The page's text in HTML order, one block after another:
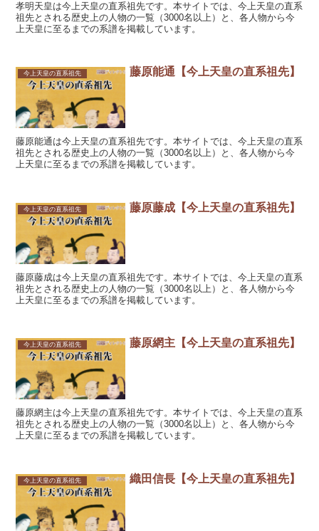
孝明天皇は今上天皇の直系祖先です。本サイトでは、今上天皇の直系
祖先とされる歴史上の人物の一覧（3000名以上）と、各人物から今
上天皇に至るまでの系譜を掲載しています。
今上天皇の直系祖先 藤原能通【今上天皇の直系祖先】
藤原能通は今上天皇の直系祖先です。本サイトでは、今上天皇の直系
祖先とされる歴史上の人物の一覧（3000名以上）と、各人物から今
上天皇に至るまでの系譜を掲載しています。
今上天皇の直系祖先 藤原藤成【今上天皇の直系祖先】
藤原藤成は今上天皇の直系祖先です。本サイトでは、今上天皇の直系
祖先とされる歴史上の人物の一覧（3000名以上）と、各人物から今
上天皇に至るまでの系譜を掲載しています。
今上天皇の直系祖先 藤原網主【今上天皇の直系祖先】
藤原網主は今上天皇の直系祖先です。本サイトでは、今上天皇の直系
祖先とされる歴史上の人物の一覧（3000名以上）と、各人物から今
上天皇に至るまでの系譜を掲載しています。
今上天皇の直系祖先 織田信長【今上天皇の直系祖先】